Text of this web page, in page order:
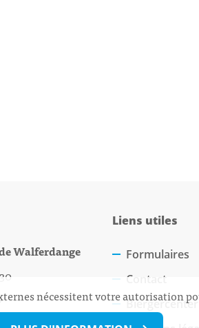
Walferdange
Liens utiles
Formulaires
Contact
Biergercenter
nécessitent votre autorisation